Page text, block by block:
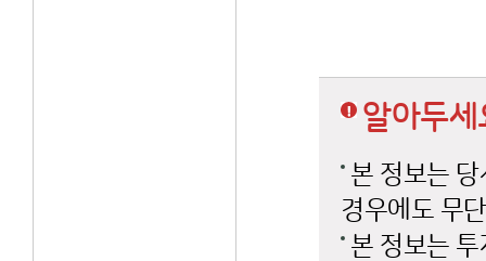
알아두세
본 정보는
경우에도 무
본 정보는